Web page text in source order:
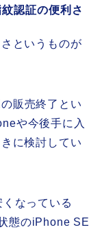
認証の便利さ
というものが
販売終了とい
や今後手に入
に検討してい
なっている
態のiPhone SE